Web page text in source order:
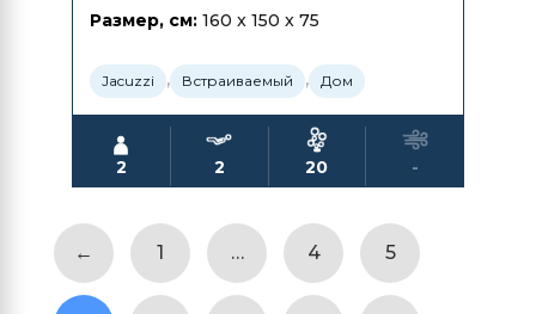
Размер, см: 160 x 150 x 75
Jacuzzi , Встраиваемый , Дом
2 2 20 -
← 1 … 4 5